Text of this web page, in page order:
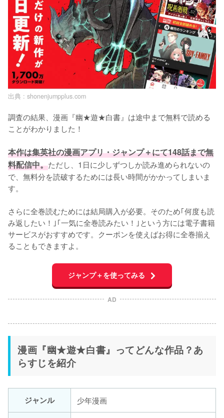
出典 : shonenjumpplus.com
調査の結果、漫画『幽★遊★白書』は途中まで無料で読める
ことがわかりました！
本作は集英社の漫画アプリ・ジャンプ＋にて148話まで無
料配信中。ただし、1日に少しずつしか読み進められないの
で、無料分を読破するためには長い時間がかかってしまいま
す。
さらに全巻読むためには結局購入が必要。そのため｢何度も読
み返したい！｣｢一気に全巻読みたい！｣という方には電子書籍
サービスがおすすめです。クーポンを使えばお得に全巻揃え
ることもできますよ。
ジャンプ＋を使ってみる
AD
漫画『幽★遊★白書』ってどんな作品？あ
らすじを紹介
ジャンル 少年漫画